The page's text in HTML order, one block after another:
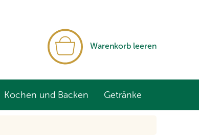
Warenkorb leeren
Kochen und Backen Getränke